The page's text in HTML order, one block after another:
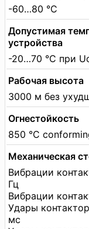
-60…80 °C
Допустимая
устройства
-20…70 °C при
Рабочая высота
3000 м без
Огнестойкость
850 °C
Механическая
Вибрации
Гц
Вибрации
Удары
мс